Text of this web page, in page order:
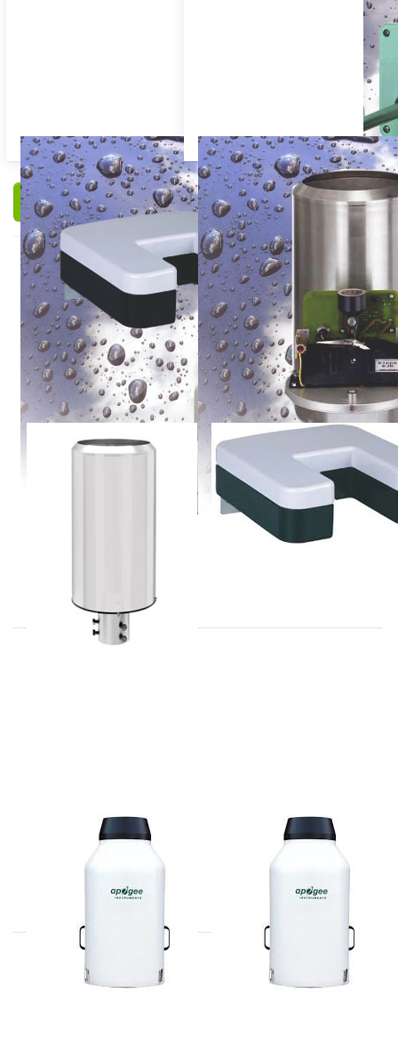
Filteren en sorteren
Neerslagmeter
THIES
Optische
neerslagmelder
5.4103.xx.xxx
CloudBurst Weighing
CloudBurst Weighing